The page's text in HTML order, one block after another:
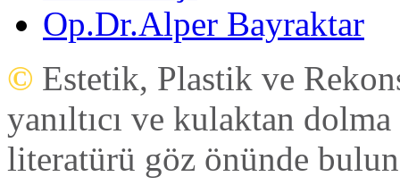
belirleniyor.Operasyon randevunuz verildikten
mevcut olan tam donanımlı ameliyathanemizde
anlaşmalı Otel'e bir refakatçi eşliğinde otele
Op.Dr.Alper Bayraktar
© Estetik, Plastik ve
yanıltıcı ve kulaktan
literatürü göz önünde